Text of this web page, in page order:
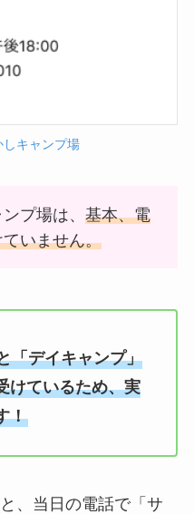
しキャンプ場
プ場は、基本、電
いません。
「デイキャンプ」
けているため、実
！
、当日の電話で「サ